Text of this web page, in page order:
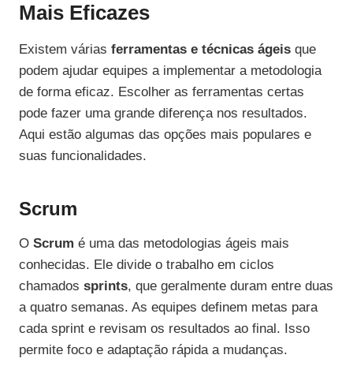
Mais Eficazes
Existem várias ferramentas e técnicas ágeis que
podem ajudar equipes a implementar a metodologia
de forma eficaz. Escolher as ferramentas certas
pode fazer uma grande diferença nos resultados.
Aqui estão algumas das opções mais populares e
suas funcionalidades.
Scrum
O Scrum é uma das metodologias ágeis mais
conhecidas. Ele divide o trabalho em ciclos
chamados sprints, que geralmente duram entre duas
a quatro semanas. As equipes definem metas para
cada sprint e revisam os resultados ao final. Isso
permite foco e adaptação rápida a mudanças.